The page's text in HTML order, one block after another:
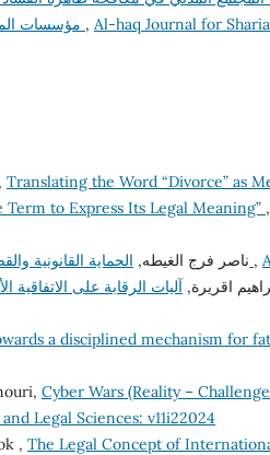
, Al-haq Journal for
Translating the Word “Divorce” as
to Express Its Legal Meaning” ,
ناصر فرج الغيطه, ,
اقريرة,
a disciplined mechanism for
Cyber Wars (Reality –
Legal Sciences: v11i22024
, The Legal Concept of